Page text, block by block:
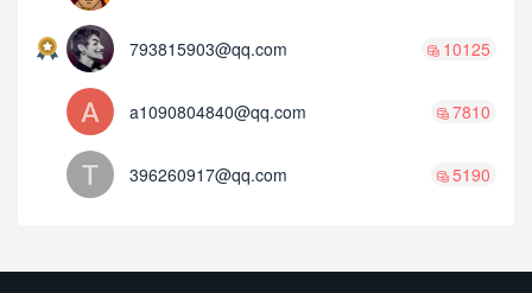
793815903@qq.com 10125
a1090804840@qq.com 7810
396260917@qq.com 5190